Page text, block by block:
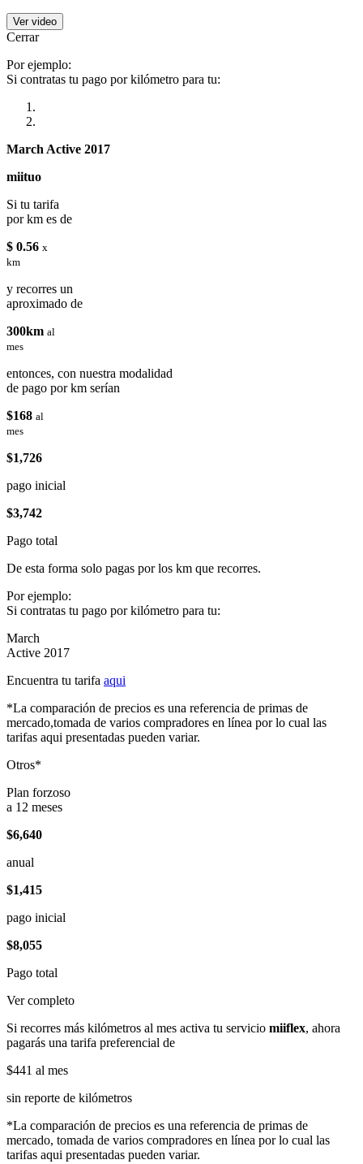
Ver video
Cerrar
Por ejemplo:
Si contratas tu pago por kilómetro para tu:
March Active 2017
miituo
Si tu tarifa
por km es de
$ 0.56 x
km
y recorres un
aproximado de
300km al
mes
entonces, con nuestra modalidad
de pago por km serían
$168 al
mes
$1,726
pago inicial
$3,742
Pago total
De esta forma solo pagas por los km que recorres.
Por ejemplo:
Si contratas tu pago por kilómetro para tu:
March
Active 2017
Encuentra tu tarifa aqui
*La comparación de precios es una referencia de primas de
mercado,tomada de varios compradores en línea por lo cual las
tarifas aqui presentadas pueden variar.
Otros*
Plan forzoso
a 12 meses
$6,640
anual
$1,415
pago inicial
$8,055
Pago total
Ver completo
Si recorres más kilómetros al mes activa tu servicio miiflex, ahora
pagarás una tarifa preferencial de
$441 al mes
sin reporte de kilómetros
*La comparación de precios es una referencia de primas de
mercado, tomada de varios compradores en línea por lo cual las
tarifas aqui presentadas pueden variar.